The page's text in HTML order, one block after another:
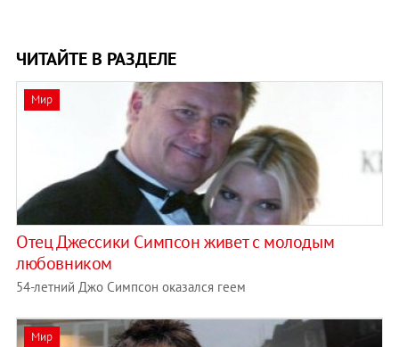
ЧИТАЙТЕ В РАЗДЕЛЕ
Мир
Отец Джессики Симпсон живет с молодым
любовником
54-летний Джо Симпсон оказался геем
Мир